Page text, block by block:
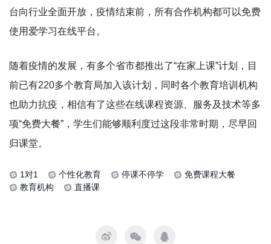
台向行业全面开放，疫情结束前，所有合作机构都可以免费
使用爱学习在线平台。
随着疫情的发展，有多个省市都推出了“在家上课”计划，目
前已有220多个教育局加入该计划，同时各个教育培训机构
也助力抗疫，相信有了这些在线课程资源、服务及技术等多
项“免费大餐”，学生们能够顺利度过这段非常时期，尽早回
归课堂。
1对1 个性化教育 停课不停学
免费课程大餐
教育机构
直播课